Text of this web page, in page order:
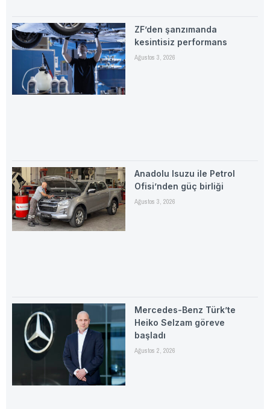
ZF’den şanzımanda
kesintisiz performans
Ağustos 3, 2026
Anadolu Isuzu ile Petrol
Ofisi’nden güç birliği
Ağustos 3, 2026
Mercedes-Benz Türk’te
Heiko Selzam göreve
başladı
Ağustos 2, 2026